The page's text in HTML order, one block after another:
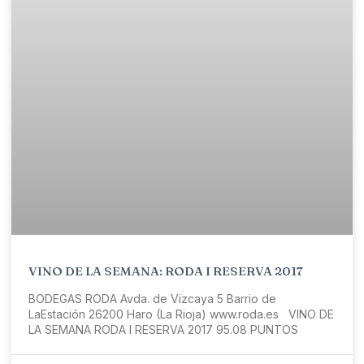
VINO DE LA SEMANA: RODA I RESERVA 2017
BODEGAS RODA Avda. de Vizcaya 5 Barrio de
LaEstación 26200 Haro (La Rioja) www.roda.es VINO DE
LA SEMANA RODA I RESERVA 2017 95.08 PUNTOS